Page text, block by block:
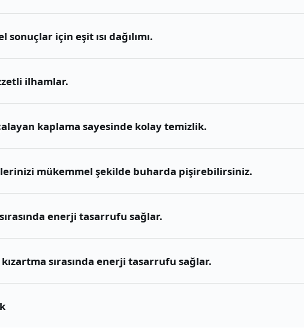
için eşit ısı dağılımı.
ilhamlar.
kaplama sayesinde kolay temizlik.
mükemmel şekilde buharda pişirebilirsiniz.
enerji tasarrufu sağlar.
sırasında enerji tasarrufu sağlar.